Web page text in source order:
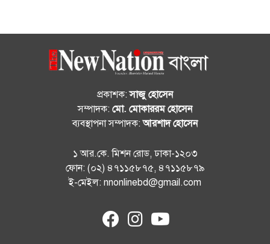
প্রকাশক:সাজু হোসেন
সম্পাদক: মো. মোকাররম হোসেন
ব্যবস্থাপনা সম্পাদক:আরশাদ হোসেন
১ আর.কে. মিশন রোড, ঢাকা-১২০৩
ফোন: (০২) ৪৭১১৫৮৭৫, ৪৭১১৫৮৭৯
ই-মেইল: nnonlinebd@gmail.com
fab
fa-
fab
fa-
fab
fa-